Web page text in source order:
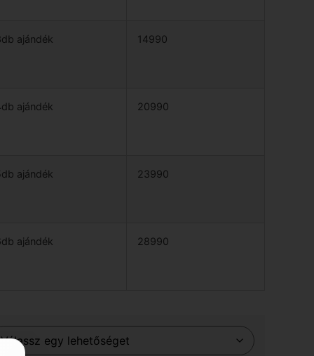
ajándék 14990
ajándék 20990
ajándék 23990
ajándék 28990